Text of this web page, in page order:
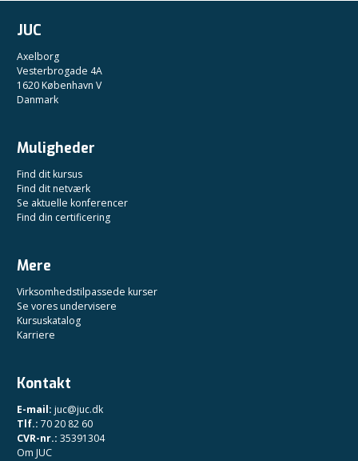
JUC
Axelborg
Vesterbrogade 4A
1620 København V
Danmark
Muligheder
Find dit kursus
Find dit netværk
Se aktuelle konferencer
Find din certificering
Mere
Virksomhedstilpassede kurser
Se vores undervisere
Kursuskatalog
Karriere
Kontakt
E-mail: juc@juc.dk
Tlf.: 70 20 82 60
CVR-nr.: 35391304
Om JUC